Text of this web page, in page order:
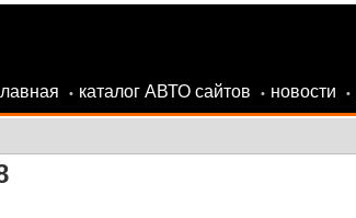
• каталог АВТО сайтов • новости •